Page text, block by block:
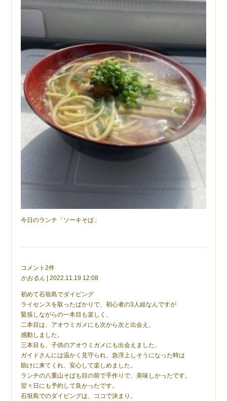
今日のランチ「ソーキそば」
コメント2件
かおるん | 2022.11.19 12:08
初めて石垣島でダイビング
ライセンスを取ったばかりで、初心者の3人組なんですが
緊張しながらの一本目も楽しく、
二本目は、アオウミガメにも次から次と出会え、
感動しました。
三本目も、子供のアオウミガメにも出会えました。
ガイドさんには温かく見守られ、急浮上しそうになった時は
助けに来てくれ、安心して楽しめました。
ランチの八重山そばも目の前で手作りで、美味しかったです。
翌々日にも予約して良かったです。
石垣島でのダイビングは、ココで決まり。